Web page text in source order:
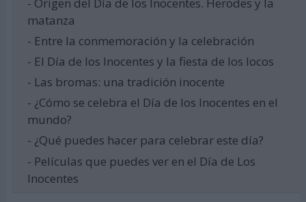
matanza
- Entre la conmemoración y la celebración
- El Día de los Inocentes y la fiesta de los locos
- Las bromas: una tradición inocente
- ¿Cómo se celebra el Día de los Inocentes en el
mundo?
- ¿Qué puedes hacer para celebrar este día?
- Películas que puedes ver en el Día de Los
Inocentes